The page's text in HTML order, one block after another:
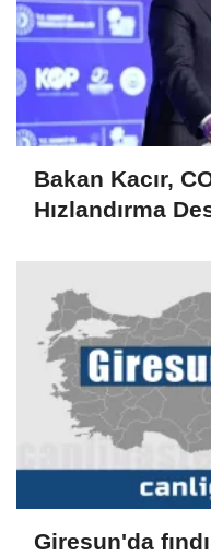
Bakan Kacır,
Hızlandırma
Giresun'da